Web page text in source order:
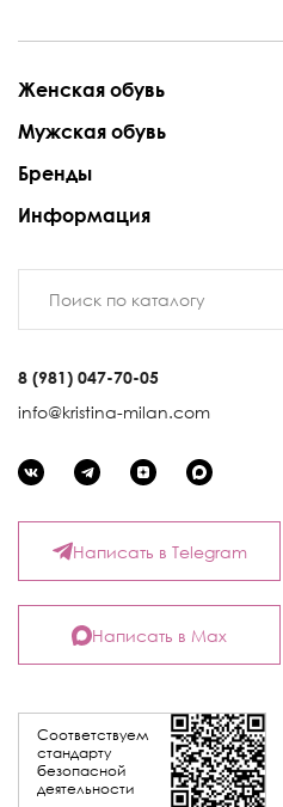
Женская обувь
Мужская обувь
Бренды
Информация
8 (981) 047-70-05
info@kristina-milan.com
Соответствуем
стандарту
безопасной
деятельности
Написать в Telegram
Написать в Max